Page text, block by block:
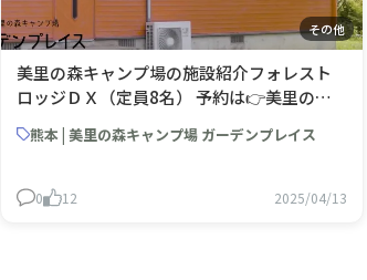
その他
美里の森キャンプ場の施設紹介フォレスト
ロッジＤＸ（定員8名） 予約は👉美里の森
デンプレイス家族村） | キャンプ場検索・予
熊本 | 美里の森キャンプ場 ガーデンプレイス
0 12 2025/04/13